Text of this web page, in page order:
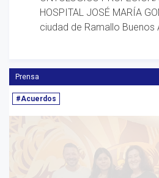
ONTOLÓGICO
HOSPITAL JOSÉ MARÍA
Prensa
#Acuerdos